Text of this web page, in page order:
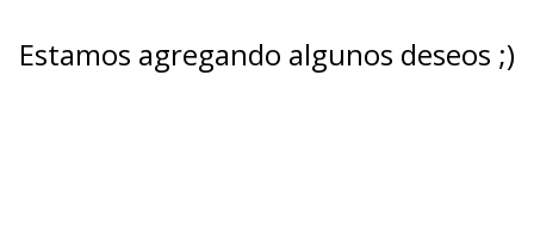
Estamos agregando algunos deseos ;)